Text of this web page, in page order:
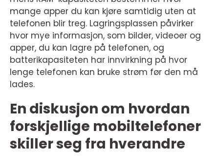
mange apper du kan kjøre samtidig uten at
telefonen blir treg. Lagringsplassen påvirker
hvor mye informasjon, som bilder, videoer og
apper, du kan lagre på telefonen, og
batterikapasiteten har innvirkning på hvor
lenge telefonen kan bruke strøm før den må
lades.
En diskusjon om hvordan
forskjellige mobiltelefoner
skiller seg fra hverandre